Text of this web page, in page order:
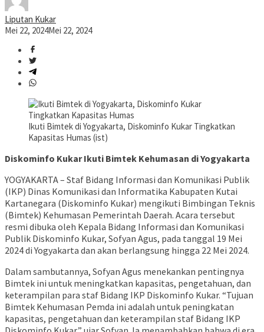
Liputan Kukar
Mei 22, 2024Mei 22, 2024
Ikuti Bimtek di Yogyakarta, Diskominfo Kukar Tingkatkan
Kapasitas Humas (ist)
Diskominfo Kukar Ikuti Bimtek Kehumasan di Yogyakarta
YOGYAKARTA – Staf Bidang Informasi dan Komunikasi Publik
(IKP) Dinas Komunikasi dan Informatika Kabupaten Kutai
Kartanegara (Diskominfo Kukar) mengikuti Bimbingan Teknis
(Bimtek) Kehumasan Pemerintah Daerah. Acara tersebut
resmi dibuka oleh Kepala Bidang Informasi dan Komunikasi
Publik Diskominfo Kukar, Sofyan Agus, pada tanggal 19 Mei
2024 di Yogyakarta dan akan berlangsung hingga 22 Mei 2024.
Dalam sambutannya, Sofyan Agus menekankan pentingnya
Bimtek ini untuk meningkatkan kapasitas, pengetahuan, dan
keterampilan para staf Bidang IKP Diskominfo Kukar. “Tujuan
Bimtek Kehumasan Pemda ini adalah untuk peningkatan
kapasitas, pengetahuan dan keterampilan staf Bidang IKP